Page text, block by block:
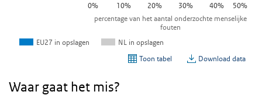
Waar gaat het mis?